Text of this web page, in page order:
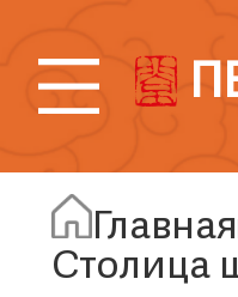
Главная
Столица